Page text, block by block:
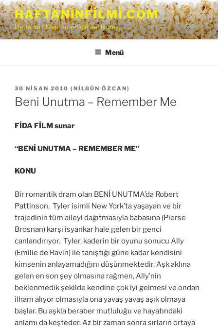
İçeriğe
geç HAFTANINFILMI.COM
Haftanın filmini sizler için seçiyoruz…
Menü
YAYIM
TARIHI
30 NISAN 2010 ( NILGÜN ÖZCAN)
Beni Unutma – Remember Me
FİDA FİLM sunar
“BENİ UNUTMA – REMEMBER ME”
KONU
Bir romantik dram olan BENİ UNUTMA’da Robert
Pattinson, Tyler isimli New York’ta yaşayan ve bir
trajedinin tüm aileyi dağıtmasıyla babasına (Pierse
Brosnan) karşı isyankar hale gelen bir genci
canlandırıyor. Tyler, kaderin bir oyunu sonucu Ally
(Emilie de Ravin) ile tanıştığı güne kadar kendisini
kimsenin anlayamadığını düşünmektedir. Aşk aklına
gelen en son şey olmasına rağmen, Ally’nin
beklenmedik şekilde kendine çok iyi gelmesi ve ondan
ilham alıyor olmasıyla ona yavaş yavaş aşık olmaya
başlar. Bu aşkla beraber mutluluğu ve hayatındaki
anlamı da keşfeder. Az bir zaman sonra sırların ortaya